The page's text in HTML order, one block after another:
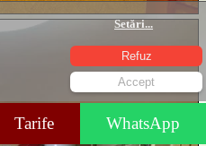
Tarife WhatsApp
Setări...
Refuz
Accept